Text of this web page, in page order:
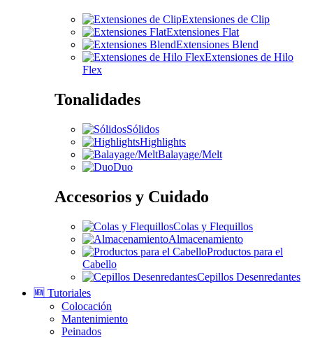
Extensiones de Clip
Extensiones Flat
Extensiones Blend
Extensiones de Hilo
Flex
Tonalidades
Sólidos
Highlights
Balayage/Melt
Duo
Accesorios y Cuidado
Colas y Flequillos
Almacenamiento
Productos para el
Cabello
Cepillos Desenredantes
🆕 Tutoriales
Colocación
Mantenimiento
Peinados